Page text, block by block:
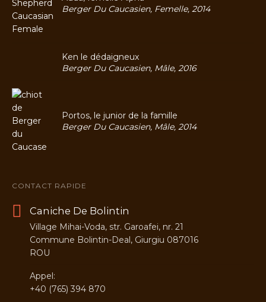
Berger Du Caucasien, Femelle, 2014
Ken le dédaigneux
Berger Du Caucasien, Mâle, 2016
Portos, le junior de la famille
Berger Du Caucasien, Mâle, 2014
CONTACT RAPIDE
Caniche De Bolintin
Village Mihai-Voda, str. Garoafei, nr. 21
Commune Bolintin-Deal, Giurgiu 087016
ROU
Appel:
+40 (765) 394 870